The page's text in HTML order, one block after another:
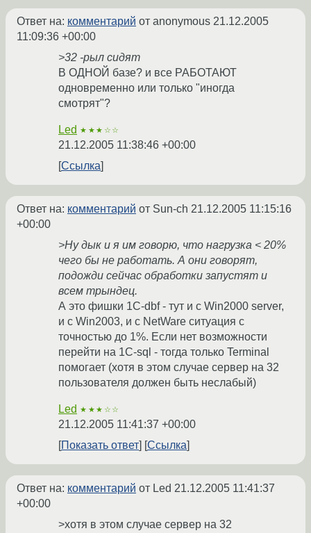
Ответ на: комментарий от anonymous 21.12.2005
11:09:36 +00:00
>32 -рыл сидят
В ОДНОЙ базе? и все РАБОТАЮТ
одновременно или только "иногда
смотрят"?
Led ★★★☆☆
21.12.2005 11:38:46 +00:00
Ссылка
Ответ на: комментарий от Sun-ch 21.12.2005 11:15:16
+00:00
>Ну дык и я им говорю, что нагрузка < 20%
чего бы не работать. А они говорят,
подожди сейчас обработки запустят и
всем трындец.
А это фишки 1С-dbf - тут и с Win2000 server,
и с Win2003, и с NetWare ситуация с
точностью до 1%. Если нет возможности
перейти на 1С-sql - тогда только Terminal
помогает (хотя в этом случае сервер на 32
пользователя должен быть неслабый)
Led ★★★☆☆
21.12.2005 11:41:37 +00:00
Показать ответ
Ссылка
Ответ на: комментарий от Led 21.12.2005 11:41:37
+00:00
>хотя в этом случае сервер на 32